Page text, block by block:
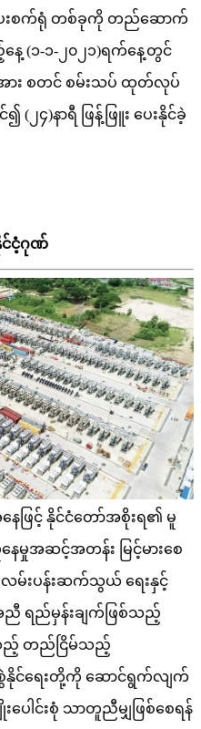
ေးစက်ရုံ တစ်ခုကို တည်ဆောက်
ေ့ (၁-၁-၂၀၂၁)ရက်နေ့တွင်
ား စတင် စမ်းသပ် ထုတ်လုပ်
၂၄)နာရီ ဖြန့်ဖြူး ပေးနိုင်ခဲ့
ငံ့ဂုဏ်
ေဖြင့် နိုင်ငံတော်အစိုးရ၏ မူ
မှုအဆင့်အတန်း မြင့်မားစေ
းပန်းဆက်သွယ် ရေးနှင့်
ညီ ရည်မှန်းချက်ဖြစ်သည့်
သည့် တည်ငြိမ်သည့်
စွဲနိုင်ရေးတို့ကို ဆောင်ရွက်လျက်
ေါင်းစုံ သာတူညီမျှဖြစ်စေရန်